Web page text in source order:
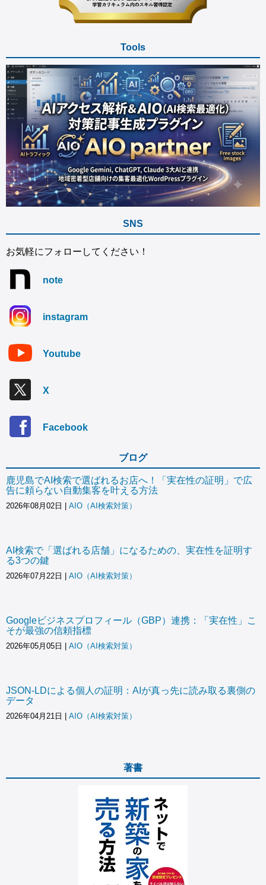
Tools
SNS
お気軽にフォローしてください！
note
instagram
Youtube
X
Facebook
ブログ
鹿児島でAI検索で選ばれるお店へ！「実在性の証明」で広
告に頼らない自動集客を叶える方法
2026年08月02日 AIO（AI検索対策）
AI検索で「選ばれる店舗」になるための、実在性を証明す
る3つの鍵
2026年07月22日 AIO（AI検索対策）
Googleビジネスプロフィール（GBP）連携：「実在性」こ
そが最強の信頼指標
2026年05月05日 AIO（AI検索対策）
JSON-LDによる個人の証明：AIが真っ先に読み取る裏側の
データ
2026年04月21日 AIO（AI検索対策）
著書